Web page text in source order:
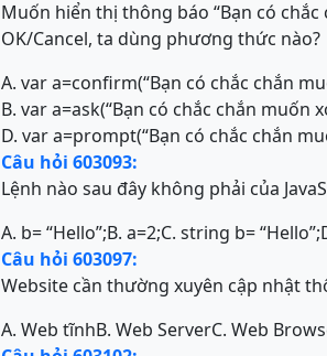
Muốn hiển thị thông báo “Bạn có
OK/Cancel, ta dùng phương thức nào?
A. var a=confirm(“Bạn có chắc chắn
B. var a=ask(“Bạn có chắc chắn muốn
D. var a=prompt(“Bạn có chắc chắn
Câu hỏi 603093:
Lệnh nào sau đây không phải của
A. b= “Hello”;B. a=2;C. string b= “Hello”;
Câu hỏi 603097:
Website cần thường xuyên cập nhật
A. Web tĩnhB. Web ServerC. Web